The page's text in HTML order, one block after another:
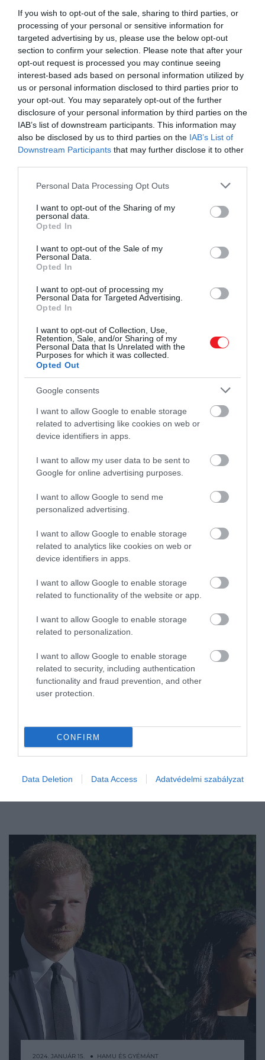
If you wish to opt-out of the sale, sharing to third parties, or
processing of your personal or sensitive information for
targeted advertising by us, please use the below opt-out
section to confirm your selection. Please note that after your
opt-out request is processed you may continue seeing
interest-based ads based on personal information utilized by
us or personal information disclosed to third parties prior to
your opt-out. You may separately opt-out of the further
disclosure of your personal information by third parties on the
IAB’s list of downstream participants. This information may
also be disclosed by us to third parties on the IAB’s List of
Downstream Participants that may further disclose it to other
Please note that this website/app uses one or more Google
not limited to your visit or usage behaviour. You may click to
grant or deny consent to Google and its third-party tags to
use your data for below specified purposes in below Google
consent section.
Personal Data Processing Opt Outs
I want to opt-out of the Sharing of my
personal data.
Opted In
I want to opt-out of the Sale of my
Personal Data.
Opted In
I want to opt-out of processing my
Personal Data for Targeted Advertising.
Opted In
I want to opt-out of Collection, Use,
Retention, Sale, and/or Sharing of my
Personal Data that Is Unrelated with the
Purposes for which it was collected.
Opted Out
Google consents
I want to allow Google to enable storage
related to advertising like cookies on web or
device identifiers in apps.
I want to allow my user data to be sent to
Google for online advertising purposes.
I want to allow Google to send me
personalized advertising.
I want to allow Google to enable storage
related to analytics like cookies on web or
device identifiers in apps.
I want to allow Google to enable storage
related to functionality of the website or app.
I want to allow Google to enable storage
related to personalization.
I want to allow Google to enable storage
related to security, including authentication
functionality and fraud prevention, and other
user protection.
CONFIRM
Data Deletion Data Access Adatvédelmi szabályzat
Harry és Meghan visszatérnek-e az
Egyesült Királyságba a történelmi
eseményre, amelyre májusban kerül sor.
Bár a pár megerősítette, hogy a királyi
család meghívta őket, még nem
jelentették be, hogy részt vesznek-e…
HAMU ÉS GYÉMÁNT
III. Károly király koronázására májusban
exkluzívak lesznek, de Londonban
ezekben a napokban minden a királyi
családról fog szólni. Az alábbi cikkben
bemutatjuk, hogy mire érdemes
számítani azoknak, akik a koronázás
Erre számíts, ha éppen Károly
HAMU ÉS GYÉMÁNT
2024. JANUÁR 15. ● HAMU ÉS GYÉMÁNT